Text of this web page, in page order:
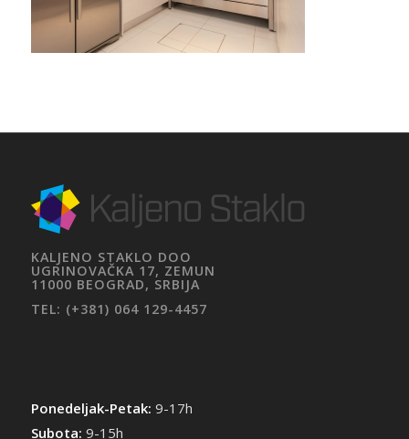
KALJENO STAKLO DOO
UGRINOVAČKA 17, ZEMUN
11000 BEOGRAD, SRBIJA
TEL: (+381) 064 129-4457
Ponedeljak-Petak: 9-17h
Subota: 9-15h